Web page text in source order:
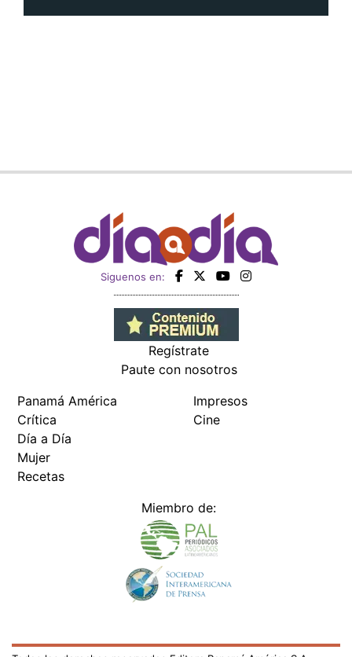
Siguenos en:
Regístrate
Paute con nosotros
Panamá América
Crítica
Día a Día
Mujer
Recetas
Impresos
Cine
Miembro de: